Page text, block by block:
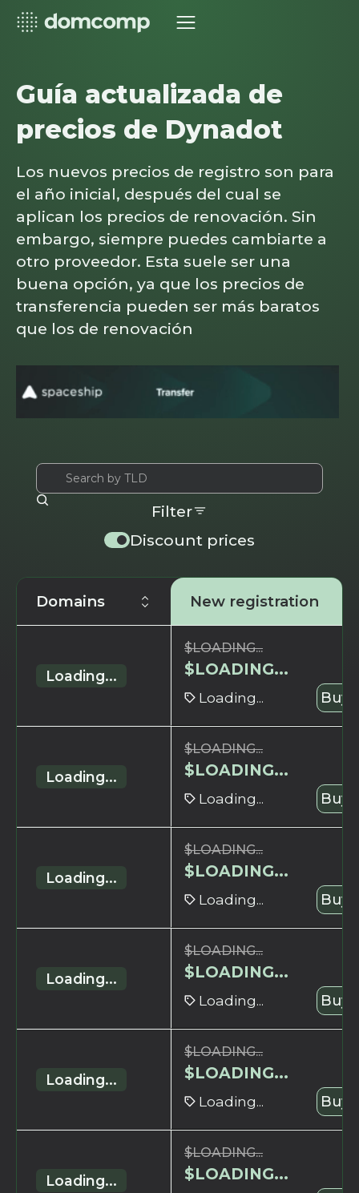
Guía actualizada de
precios de Dynadot
Los nuevos precios de registro son para
el año inicial, después del cual se
aplican los precios de renovación. Sin
embargo, siempre puedes cambiarte a
otro proveedor. Esta suele ser una
buena opción, ya que los precios de
transferencia pueden ser más baratos
que los de renovación
Discount prices
Filter
Domains New registration
Loading...
$LOADING...
$LOADING...
Loading... Buy
Loading...
$LOADING...
$LOADING...
Loading... Buy
Loading...
$LOADING...
$LOADING...
Loading... Buy
Loading...
$LOADING...
$LOADING...
Loading... Buy
Loading...
$LOADING...
$LOADING...
Loading... Buy
Loading...
$LOADING...
$LOADING...